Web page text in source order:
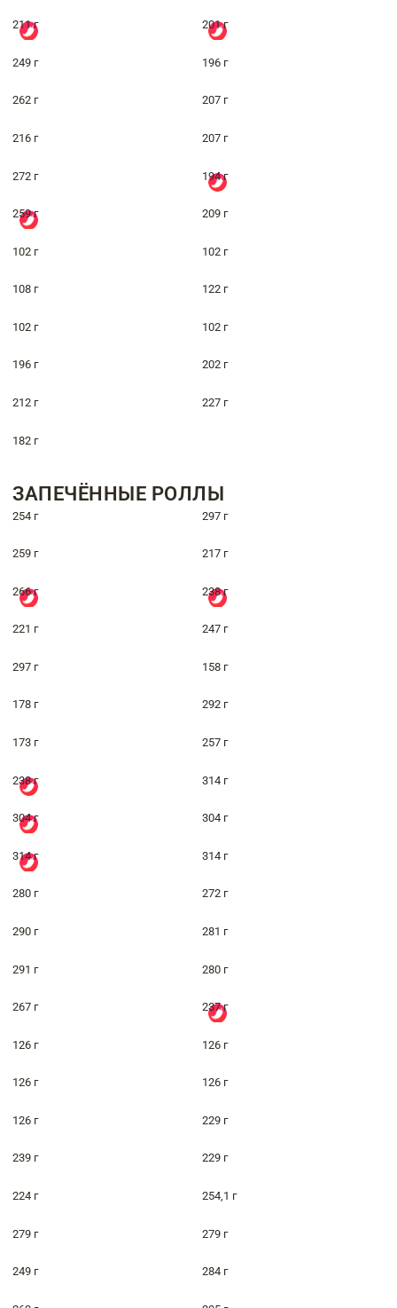
211 г 201 г
249 г 196 г
262 г 207 г
216 г 207 г
272 г 194 г
259 г 209 г
102 г 102 г
108 г 122 г
102 г 102 г
196 г 202 г
212 г 227 г
182 г
ЗАПЕЧЁННЫЕ РОЛЛЫ
254 г 297 г
259 г 217 г
266 г 238 г
221 г 247 г
297 г 158 г
178 г 292 г
173 г 257 г
238 г 314 г
304 г 304 г
314 г 314 г
280 г 272 г
290 г 281 г
291 г 280 г
267 г 237 г
126 г 126 г
126 г 126 г
126 г 229 г
239 г 229 г
224 г 254,1 г
279 г 279 г
249 г 284 г